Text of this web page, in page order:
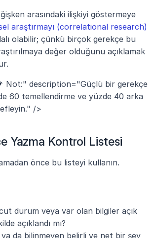
arasındaki ilişkiyi göstermeye
araştırmayı (correlational research)
olabilir; çünkü birçok gerekçe bu
değer olduğunu açıklamak
Not:" description="Güçlü bir gerekçe
60 temellendirme ve yüzde 40 arka
/>
Yazma Kontrol Listesi
önce bu listeyi kullanın.
durum veya var olan bilgiler açık
açıklandı mı?
ya da bilinmeyen belirli ve net bir şey